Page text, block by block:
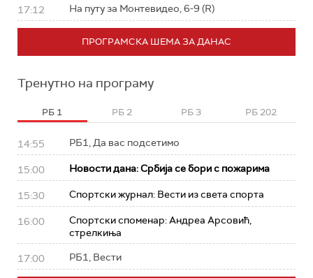
17:12 На путу за Монтевидео, 6-9 (R)
ПРОГРАМСКА ШЕМА ЗА ДАНАС
Тренутно на програму
РБ 1 РБ 2 РБ 3 РБ 202
14:55 РБ1, Да вас подсетимо
15:00 Новости дана: Србија се бори с пожарима
15:30 Спортски журнал: Вести из света спорта
16:00
Спортски споменар: Андреа Арсовић,
стрелкиња
17:00 РБ1, Вести